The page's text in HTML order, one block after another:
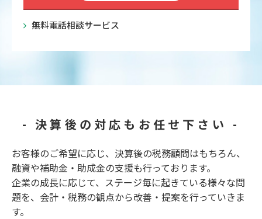
無料電話相談サービス
- 決算後の対応もお任せ下さい -
お客様のご希望に応じ、決算後の税務顧問はもちろん、
融資や補助金・助成金の支援も行っております。
企業の成長に応じて、ステージ毎に起きている様々な問
題を、会計・税務の観点から改善・提案を行っていきま
す。